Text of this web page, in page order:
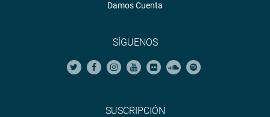
Damos Cuenta
SÍGUENOS
SUSCRIPCIÓN